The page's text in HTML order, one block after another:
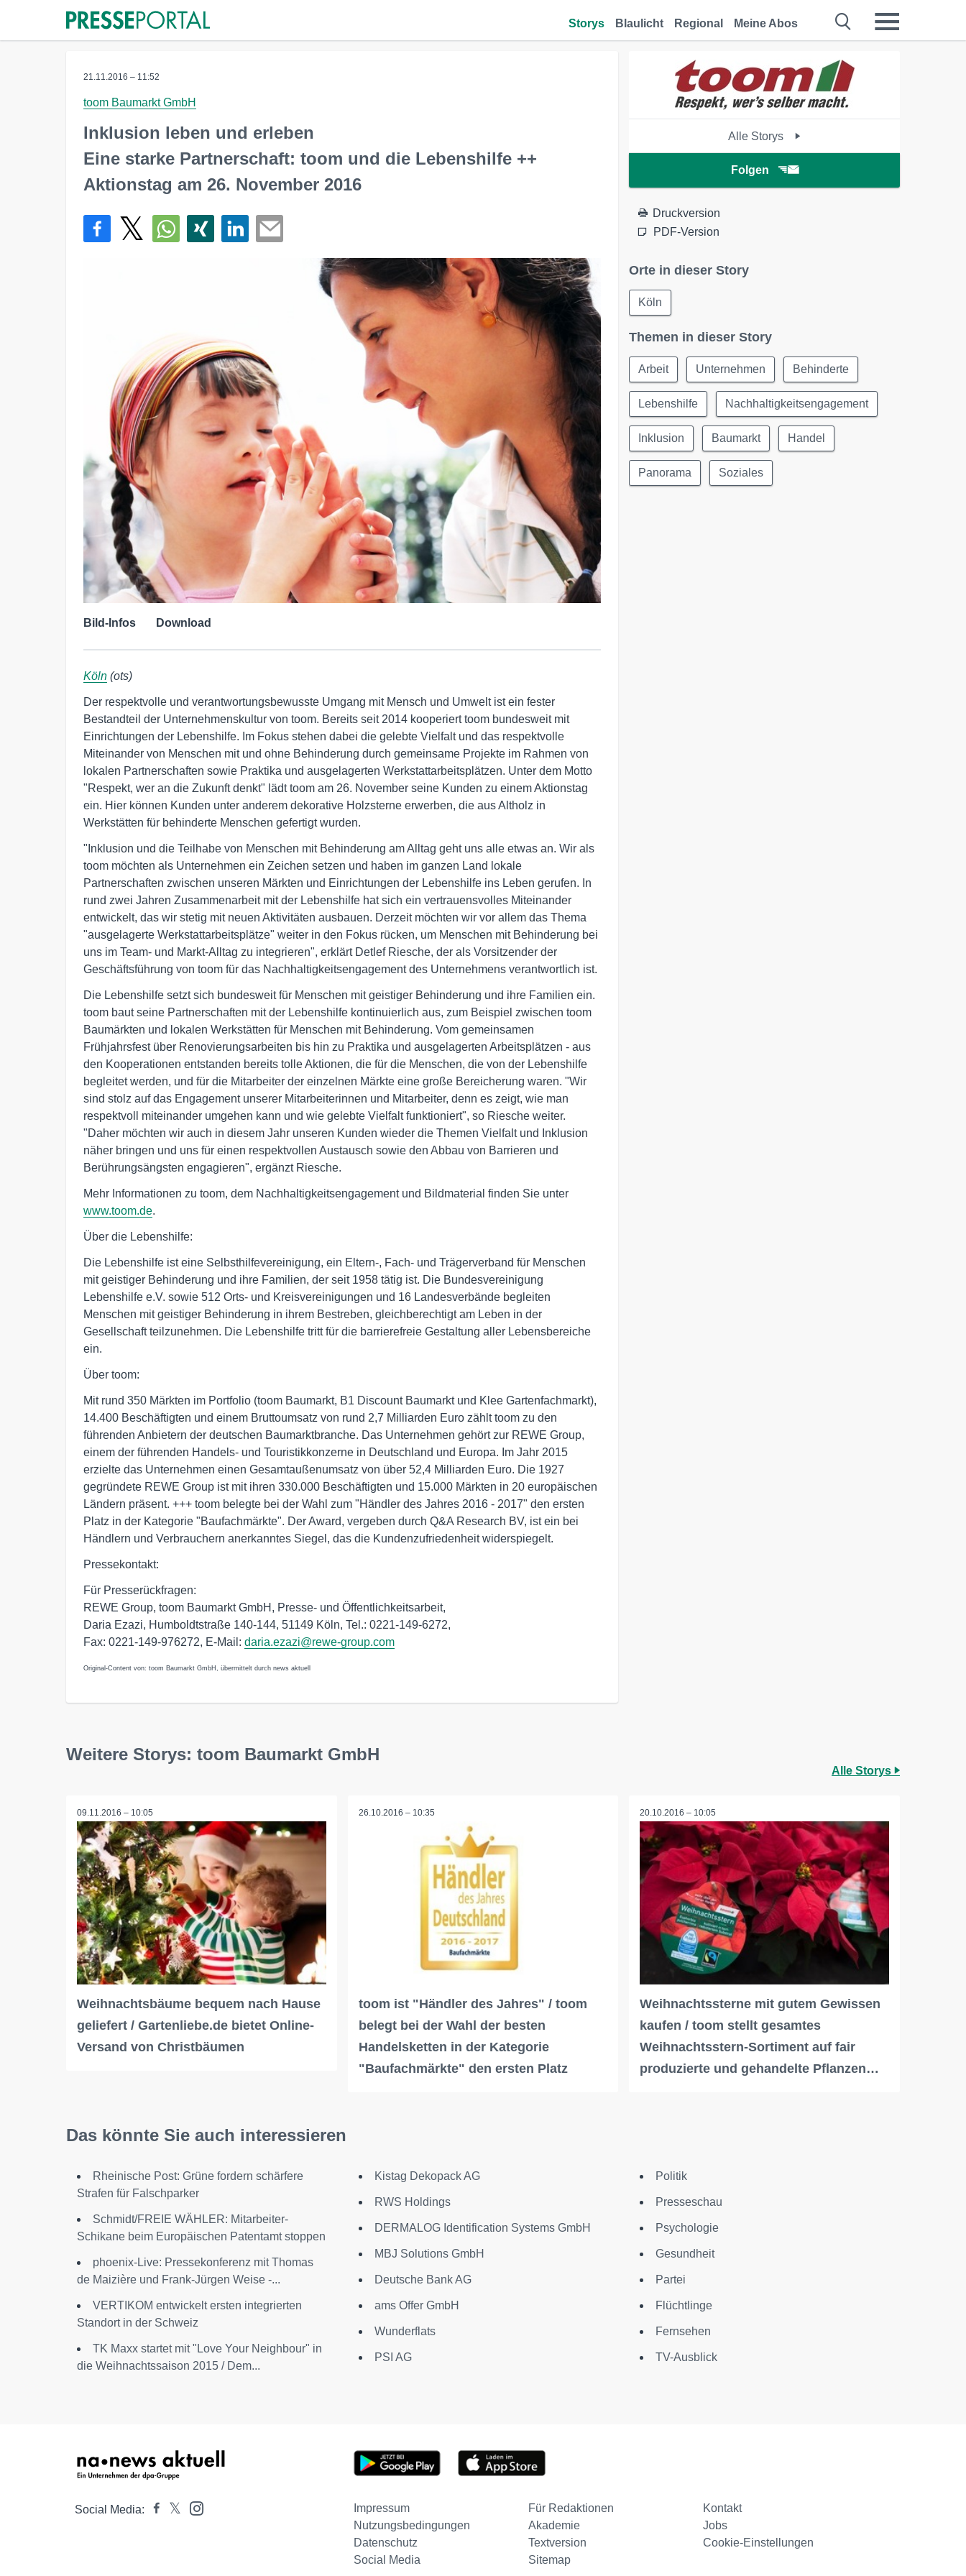
Storys Blaulicht Regional Meine Abos
21.11.2016 – 11:52
toom Baumarkt GmbH
Inklusion leben und erleben
Eine starke Partnerschaft: toom und die Lebenshilfe ++
Aktionstag am 26. November 2016
Bild-Infos Download
Köln (ots)
Der respektvolle und verantwortungsbewusste Umgang mit Mensch und Umwelt ist ein fester
Bestandteil der Unternehmenskultur von toom. Bereits seit 2014 kooperiert toom bundesweit mit
Einrichtungen der Lebenshilfe. Im Fokus stehen dabei die gelebte Vielfalt und das respektvolle
Miteinander von Menschen mit und ohne Behinderung durch gemeinsame Projekte im Rahmen von
lokalen Partnerschaften sowie Praktika und ausgelagerten Werkstattarbeitsplätzen. Unter dem Motto
"Respekt, wer an die Zukunft denkt" lädt toom am 26. November seine Kunden zu einem Aktionstag
ein. Hier können Kunden unter anderem dekorative Holzsterne erwerben, die aus Altholz in
Werkstätten für behinderte Menschen gefertigt wurden.
"Inklusion und die Teilhabe von Menschen mit Behinderung am Alltag geht uns alle etwas an. Wir als
toom möchten als Unternehmen ein Zeichen setzen und haben im ganzen Land lokale
Partnerschaften zwischen unseren Märkten und Einrichtungen der Lebenshilfe ins Leben gerufen. In
rund zwei Jahren Zusammenarbeit mit der Lebenshilfe hat sich ein vertrauensvolles Miteinander
entwickelt, das wir stetig mit neuen Aktivitäten ausbauen. Derzeit möchten wir vor allem das Thema
"ausgelagerte Werkstattarbeitsplätze" weiter in den Fokus rücken, um Menschen mit Behinderung bei
uns im Team- und Markt-Alltag zu integrieren", erklärt Detlef Riesche, der als Vorsitzender der
Geschäftsführung von toom für das Nachhaltigkeitsengagement des Unternehmens verantwortlich ist.
Die Lebenshilfe setzt sich bundesweit für Menschen mit geistiger Behinderung und ihre Familien ein.
toom baut seine Partnerschaften mit der Lebenshilfe kontinuierlich aus, zum Beispiel zwischen toom
Baumärkten und lokalen Werkstätten für Menschen mit Behinderung. Vom gemeinsamen
Frühjahrsfest über Renovierungsarbeiten bis hin zu Praktika und ausgelagerten Arbeitsplätzen - aus
den Kooperationen entstanden bereits tolle Aktionen, die für die Menschen, die von der Lebenshilfe
begleitet werden, und für die Mitarbeiter der einzelnen Märkte eine große Bereicherung waren. "Wir
sind stolz auf das Engagement unserer Mitarbeiterinnen und Mitarbeiter, denn es zeigt, wie man
respektvoll miteinander umgehen kann und wie gelebte Vielfalt funktioniert", so Riesche weiter.
"Daher möchten wir auch in diesem Jahr unseren Kunden wieder die Themen Vielfalt und Inklusion
näher bringen und uns für einen respektvollen Austausch sowie den Abbau von Barrieren und
Berührungsängsten engagieren", ergänzt Riesche.
Mehr Informationen zu toom, dem Nachhaltigkeitsengagement und Bildmaterial finden Sie unter
www.toom.de.
Über die Lebenshilfe:
Die Lebenshilfe ist eine Selbsthilfevereinigung, ein Eltern-, Fach- und Trägerverband für Menschen
mit geistiger Behinderung und ihre Familien, der seit 1958 tätig ist. Die Bundesvereinigung
Lebenshilfe e.V. sowie 512 Orts- und Kreisvereinigungen und 16 Landesverbände begleiten
Menschen mit geistiger Behinderung in ihrem Bestreben, gleichberechtigt am Leben in der
Gesellschaft teilzunehmen. Die Lebenshilfe tritt für die barrierefreie Gestaltung aller Lebensbereiche
ein.
Über toom:
Mit rund 350 Märkten im Portfolio (toom Baumarkt, B1 Discount Baumarkt und Klee Gartenfachmarkt),
14.400 Beschäftigten und einem Bruttoumsatz von rund 2,7 Milliarden Euro zählt toom zu den
führenden Anbietern der deutschen Baumarktbranche. Das Unternehmen gehört zur REWE Group,
einem der führenden Handels- und Touristikkonzerne in Deutschland und Europa. Im Jahr 2015
erzielte das Unternehmen einen Gesamtaußenumsatz von über 52,4 Milliarden Euro. Die 1927
gegründete REWE Group ist mit ihren 330.000 Beschäftigten und 15.000 Märkten in 20 europäischen
Ländern präsent. +++ toom belegte bei der Wahl zum "Händler des Jahres 2016 - 2017" den ersten
Platz in der Kategorie "Baufachmärkte". Der Award, vergeben durch Q&A Research BV, ist ein bei
Händlern und Verbrauchern anerkanntes Siegel, das die Kundenzufriedenheit widerspiegelt.
Pressekontakt:
Für Presserückfragen:
REWE Group, toom Baumarkt GmbH, Presse- und Öffentlichkeitsarbeit,
Daria Ezazi, Humboldtstraße 140-144, 51149 Köln, Tel.: 0221-149-6272,
Fax: 0221-149-976272, E-Mail: daria.ezazi@rewe-group.com
Original-Content von: toom Baumarkt GmbH, übermittelt durch news aktuell
Alle Storys
Folgen
Druckversion
PDF-Version
Orte in dieser Story
Köln
Themen in dieser Story
Arbeit Unternehmen Behinderte
Lebenshilfe Nachhaltigkeitsengagement
Inklusion Baumarkt Handel
Panorama Soziales
Weitere Storys: toom Baumarkt GmbH
Alle Storys
09.11.2016 – 10:05
Weihnachtsbäume bequem nach Hause
geliefert / Gartenliebe.de bietet Online-
Versand von Christbäumen
26.10.2016 – 10:35
toom ist "Händler des Jahres" / toom
belegt bei der Wahl der besten
Handelsketten in der Kategorie
"Baufachmärkte" den ersten Platz
20.10.2016 – 10:05
Weihnachtssterne mit gutem Gewissen
kaufen / toom stellt gesamtes
Weihnachtsstern-Sortiment auf fair
produzierte und gehandelte Pflanzen…
Das könnte Sie auch interessieren
Rheinische Post: Grüne fordern schärfere
Strafen für Falschparker
Schmidt/FREIE WÄHLER: Mitarbeiter-
Schikane beim Europäischen Patentamt stoppen
phoenix-Live: Pressekonferenz mit Thomas
de Maizière und Frank-Jürgen Weise -...
VERTIKOM entwickelt ersten integrierten
Standort in der Schweiz
TK Maxx startet mit "Love Your Neighbour" in
die Weihnachtssaison 2015 / Dem...
Kistag Dekopack AG
RWS Holdings
DERMALOG Identification Systems GmbH
MBJ Solutions GmbH
Deutsche Bank AG
ams Offer GmbH
Wunderflats
PSI AG
Politik
Presseschau
Psychologie
Gesundheit
Partei
Flüchtlinge
Fernsehen
TV-Ausblick
Social Media: Impressum Für Redaktionen
Kontakt
Nutzungsbedingungen
Akademie
Jobs
Datenschutz
Textversion
Cookie-Einstellungen
Social Media
Sitemap